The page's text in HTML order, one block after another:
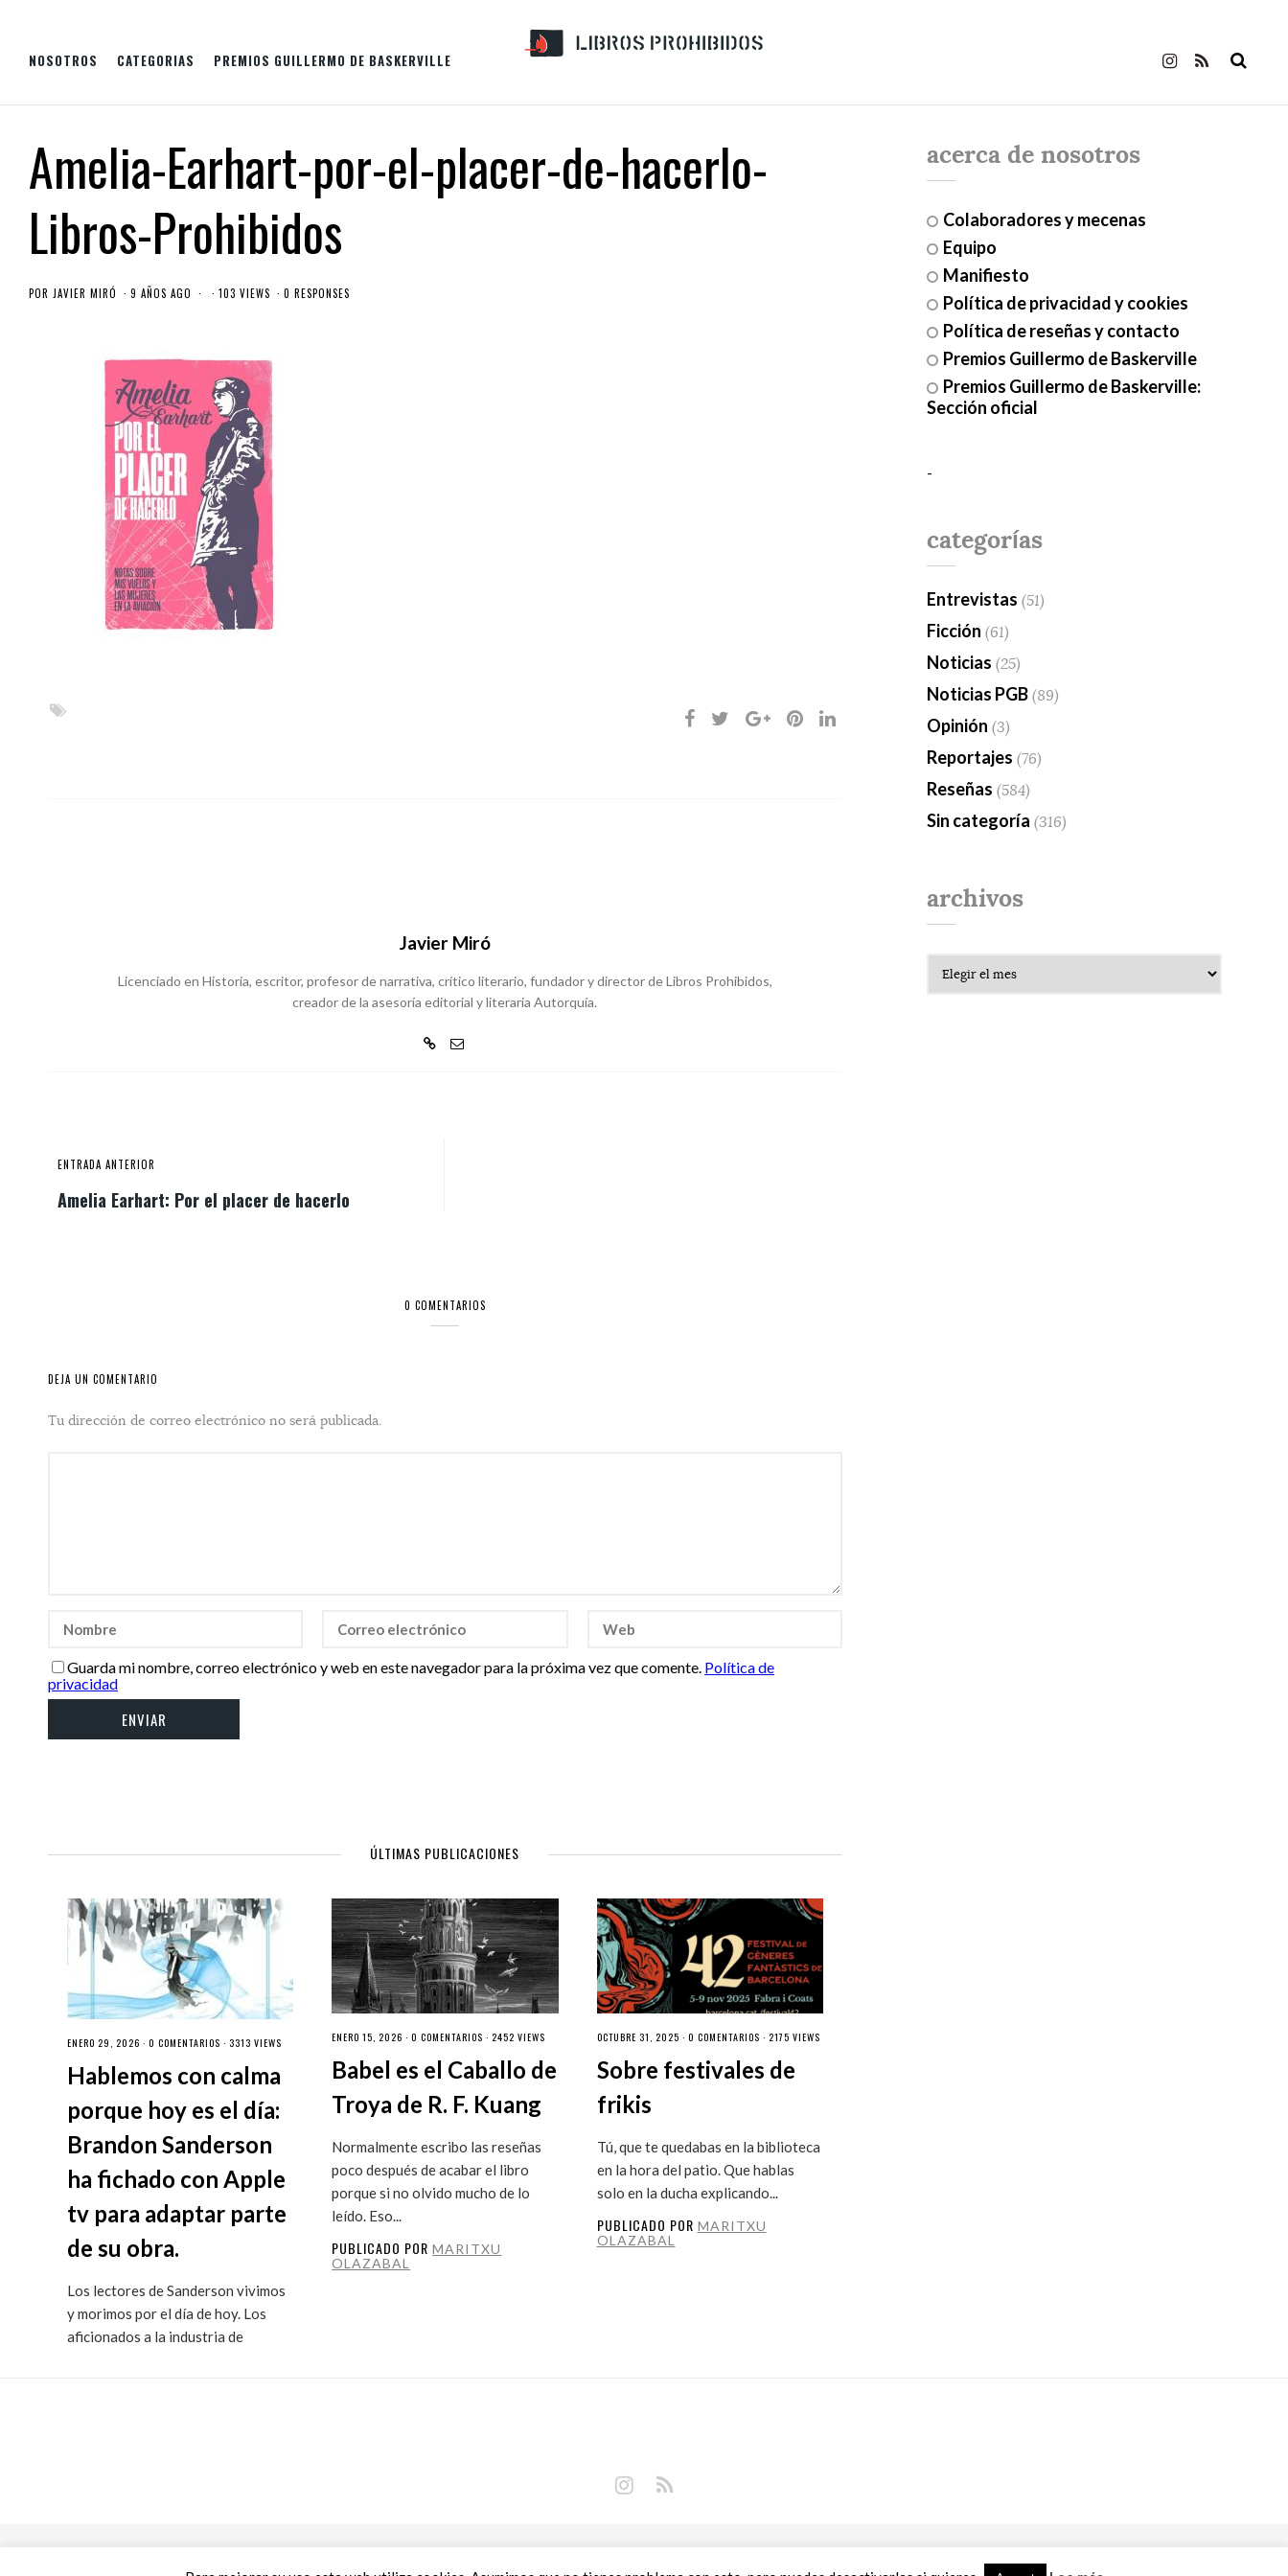
NOSOTROS CATEGORIAS PREMIOS GUILLERMO DE BASKERVILLE
Amelia-Earhart-por-el-placer-de-hacerlo-
Libros-Prohibidos
POR JAVIER MIRÓ 9 AÑOS AGO 103 VIEWS 0 RESPONSES
Javier Miró
Licenciado en Historia, escritor, profesor de narrativa, crítico literario, fundador y director de Libros Prohibidos,
creador de la asesoría editorial y literaria Autorquía.
ENTRADA ANTERIOR
Amelia Earhart: Por el placer de hacerlo
0 COMENTARIOS
DEJA UN COMENTARIO
Tu dirección de correo electrónico no será publicada.
Guarda mi nombre, correo electrónico y web en este navegador para la próxima vez que comente. Política de
privacidad
ÚLTIMAS PUBLICACIONES
ENERO 29, 2026 · 0 COMENTARIOS · 3313 VIEWS
Hablemos con calma
porque hoy es el día:
Brandon Sanderson
ha fichado con Apple
tv para adaptar parte
de su obra.
Los lectores de Sanderson vivimos
y morimos por el día de hoy. Los
aficionados a la industria de
ENERO 15, 2026 ·0 COMENTARIOS · 2452 VIEWS
Babel es el Caballo de
Troya de R. F. Kuang
Normalmente escribo las reseñas
poco después de acabar el libro
porque si no olvido mucho de lo
leído. Eso...
PUBLICADO PORMARITXU
OLAZABAL
OCTUBRE 31, 2025 · 0 COMENTARIOS · 2175 VIEWS
Sobre festivales de
frikis
Tú, que te quedabas en la biblioteca
en la hora del patio. Que hablas
solo en la ducha explicando...
PUBLICADO POR MARITXU
OLAZABAL
acerca de nosotros
Colaboradores y mecenas
Equipo
Manifiesto
Política de privacidad y cookies
Política de reseñas y contacto
Premios Guillermo de Baskerville
Premios Guillermo de Baskerville:
Sección oficial
-
categorías
Entrevistas (51)
Ficción (61)
Noticias (25)
Noticias PGB (89)
Opinión (3)
Reportajes (76)
Reseñas (584)
Sin categoría (316)
archivos